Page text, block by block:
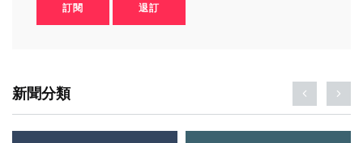
訂閱 退訂
新聞分類